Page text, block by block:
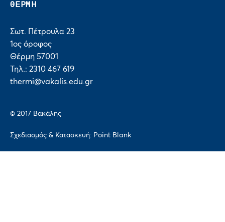
ΘΕΡΜΗ
Σωτ. Πέτρουλα 23
1ος όροφος
Θέρμη 57001
Τηλ.: 2310 467 619
thermi@vakalis.edu.gr
© 2017 Bακάλης
Σχεδιασμός & Κατασκευή: Point Blank